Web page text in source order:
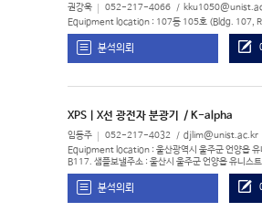
권강욱 052-217-4066
Equipment location : 107동 105호 (Bldg. 107,
분석의뢰
XPS | X선 광전자 분광기 / K-alpha
임동주 052-217-4032 djlim@unist.ac.kr
Equipment location : 울산광역시 울주군 언양읍
B117. 샘플보낼주소 : 울산시 울주군 언양읍 유니스
분석의뢰